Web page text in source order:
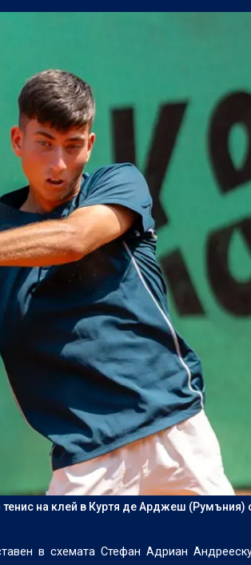
планове на Левски
на клей в Куртя де Арджеш (Румъния)
в схемата Стефан Адриан